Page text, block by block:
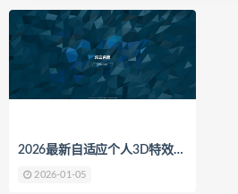
2026最新自适应个人3D特效引导源码
2026-01-05